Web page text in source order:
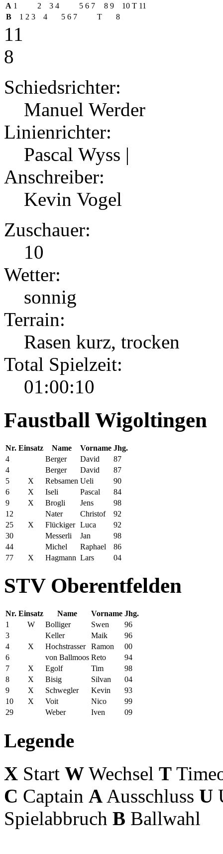
A 1 2 3 4 5 6 7 8 9 10 T 11
B
1 2 3 4 5 6 7 T 8
11
8
Schiedsrichter:
Manuel Werder
Linienrichter:
Pascal Wyss |
Anschreiber:
Kevin Vogel
Zuschauer:
10
Wetter:
sonnig
Terrain:
Rasen kurz, trocken
Total Spielzeit:
01:00:10
Faustball Wigoltingen
Nr. Einsatz Name Vorname Jhg.
4
Berger David
87
4
Berger David
87
5
X Rebsamen Ueli
90
6
X Iseli Pascal
84
9
X Brogli Jens
98
12
Nater Christof
92
25
X Flückiger Luca
92
30
Messerli Jan
98
44
Michel Raphael
86
77
X Hagmann Lars 04
STV Oberentfelden
Nr. Einsatz Name Vorname Jhg.
1
W Bolliger Swen
96
3
Keller Maik
96
4
X Hochstrasser Ramon
00
6
von Ballmoos Reto
94
7
X Egolf Tim
98
8
X Bisig Silvan
04
9
X Schwegler Kevin
93
10
X Voit Nico
99
29
Weber Iven 09
Legende
X Start W Wechsel T
C Captain A Ausschluss U
Spielabbruch B Ballwahl